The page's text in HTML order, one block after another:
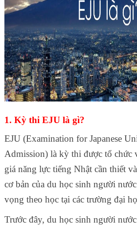
1. Kỳ thi EJU là gì?
EJU (Examination for Japanese
Admission) là kỳ thi được tổ chức
giá năng lực tiếng Nhật cần thiết
cơ bản của du học sinh người
vọng theo học tại các trường đại
Trước đây, du học sinh người